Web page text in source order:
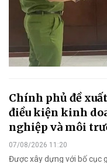
Chính phủ đề
điều kiện kinh
nghiệp và môi
07/08/2026 11:20
Được xây dựng với bố cục